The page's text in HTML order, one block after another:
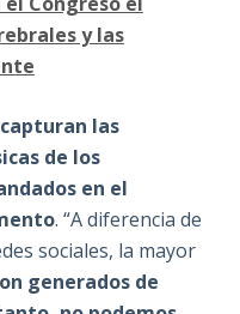
y las
las
de los
en el
. “A diferencia de
sociales, la mayor
generados de